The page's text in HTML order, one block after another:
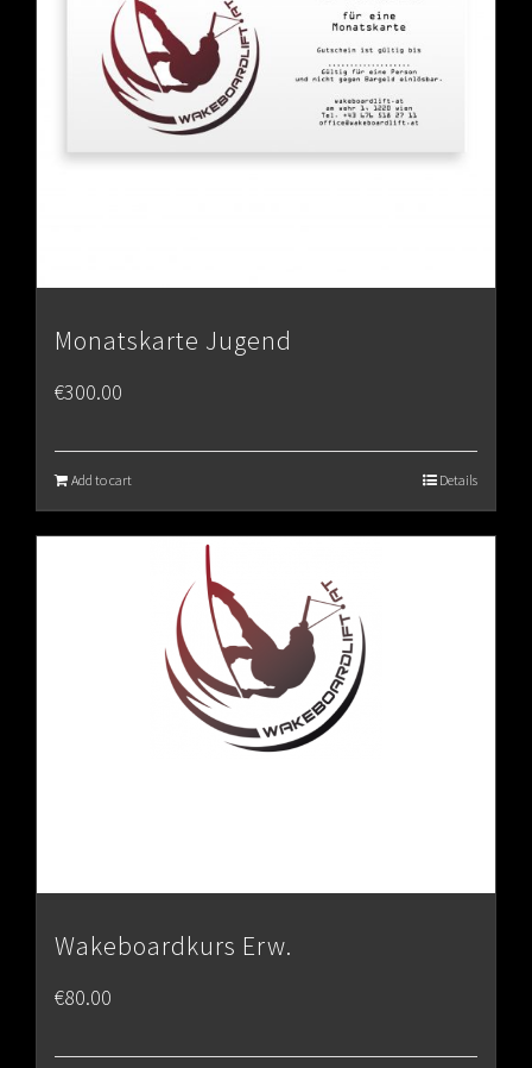
Monatskarte Jugend
€300.00
Add to cart Details
Wakeboardkurs Erw.
€80.00